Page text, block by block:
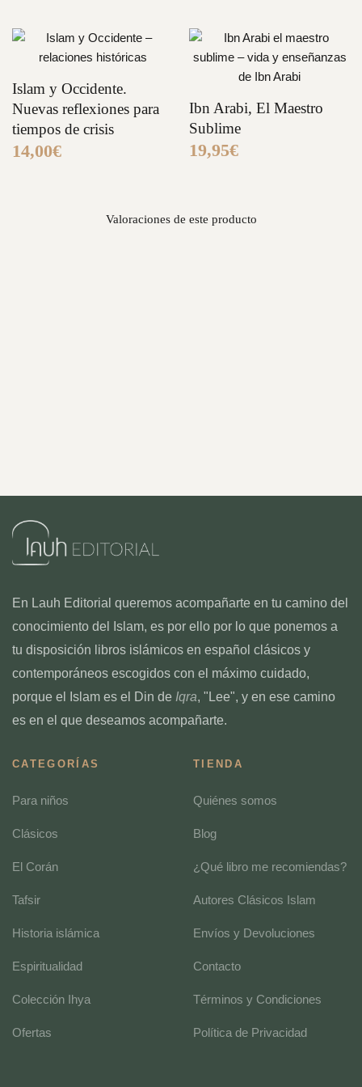
ISBN: 978-84-9777-895-4
Islam y Occidente.
Nuevas reflexiones para
tiempos de crisis
14,00€
Ibn Arabi, El Maestro
Sublime
19,95€
Valoraciones de este producto
En Lauh Editorial queremos acompañarte en tu camino del
conocimiento del Islam, es por ello por lo que ponemos a
tu disposición libros islámicos en español clásicos y
contemporáneos escogidos con el máximo cuidado,
porque el Islam es el Din de Iqra, "Lee", y en ese camino
es en el que deseamos acompañarte.
CATEGORÍAS
Para niños
Clásicos
El Corán
Tafsir
Historia islámica
Espiritualidad
Colección Ihya
Ofertas
TIENDA
Quiénes somos
Blog
¿Qué libro me recomiendas?
Autores Clásicos Islam
Envíos y Devoluciones
Contacto
Términos y Condiciones
Política de Privacidad